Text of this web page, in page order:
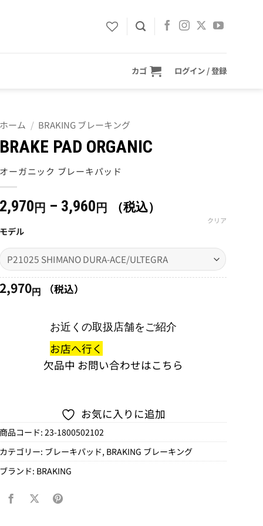
カゴ ログイン / 登録
ホーム / BRAKING ブレーキング
BRAKE PAD ORGANIC
オーガニック ブレーキパッド
2,970 円 – 3,960 円
価
2,970
円
–
（税込）
モデル
クリア
2,970円 （税込）
お近くの取扱店舗をご紹介
お店へ行く
欠品中 お問い合わせはこちら
お気に入りに追加
商品コード:23-1800502102
カテゴリー: ブレーキパッド, BRAKING ブレーキング
ブランド: BRAKING